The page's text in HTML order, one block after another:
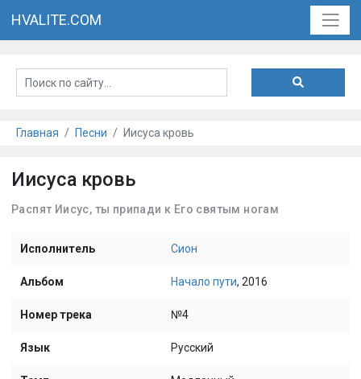
HVALITE.COM
Главная Песни Иисуса кровь
Иисуса кровь
Распят Иисус, ты припади к Его святым ногам
Исполнитель Сион
Альбом Начало пути, 2016
Номер трека №4
Язык Русский